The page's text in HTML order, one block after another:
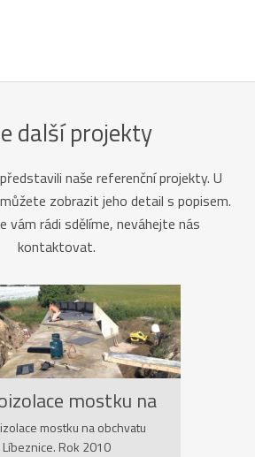
další projekty
naše referenční projekty. U
zobrazit jeho detail s popisem.
vám rádi sdělíme, neváhejte nás
kontaktovat.
mostku na
Líbeznice
mostku na obchvatu
Líbeznice. Rok 2010